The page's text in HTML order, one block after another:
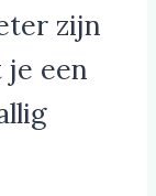
zijn
een